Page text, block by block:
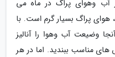
آب وهوای پراگ در ماه می
هوای پراگ بسیار گرم است. با
وضیعت آب وهوا را آنالیز
های مناسب ببندید. اما در هر